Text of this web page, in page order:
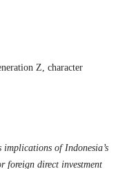
Z, character
implications of Indonesia’s
foreign direct investment